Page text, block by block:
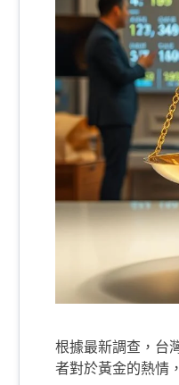
根據最新調查，台
者對於黃金的熱情